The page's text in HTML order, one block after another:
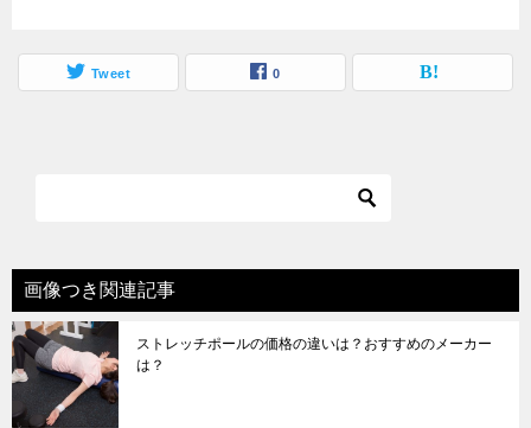
Tweet 0
画像つき関連記事
ストレッチポールの価格の違いは？おすすめのメーカー
は？